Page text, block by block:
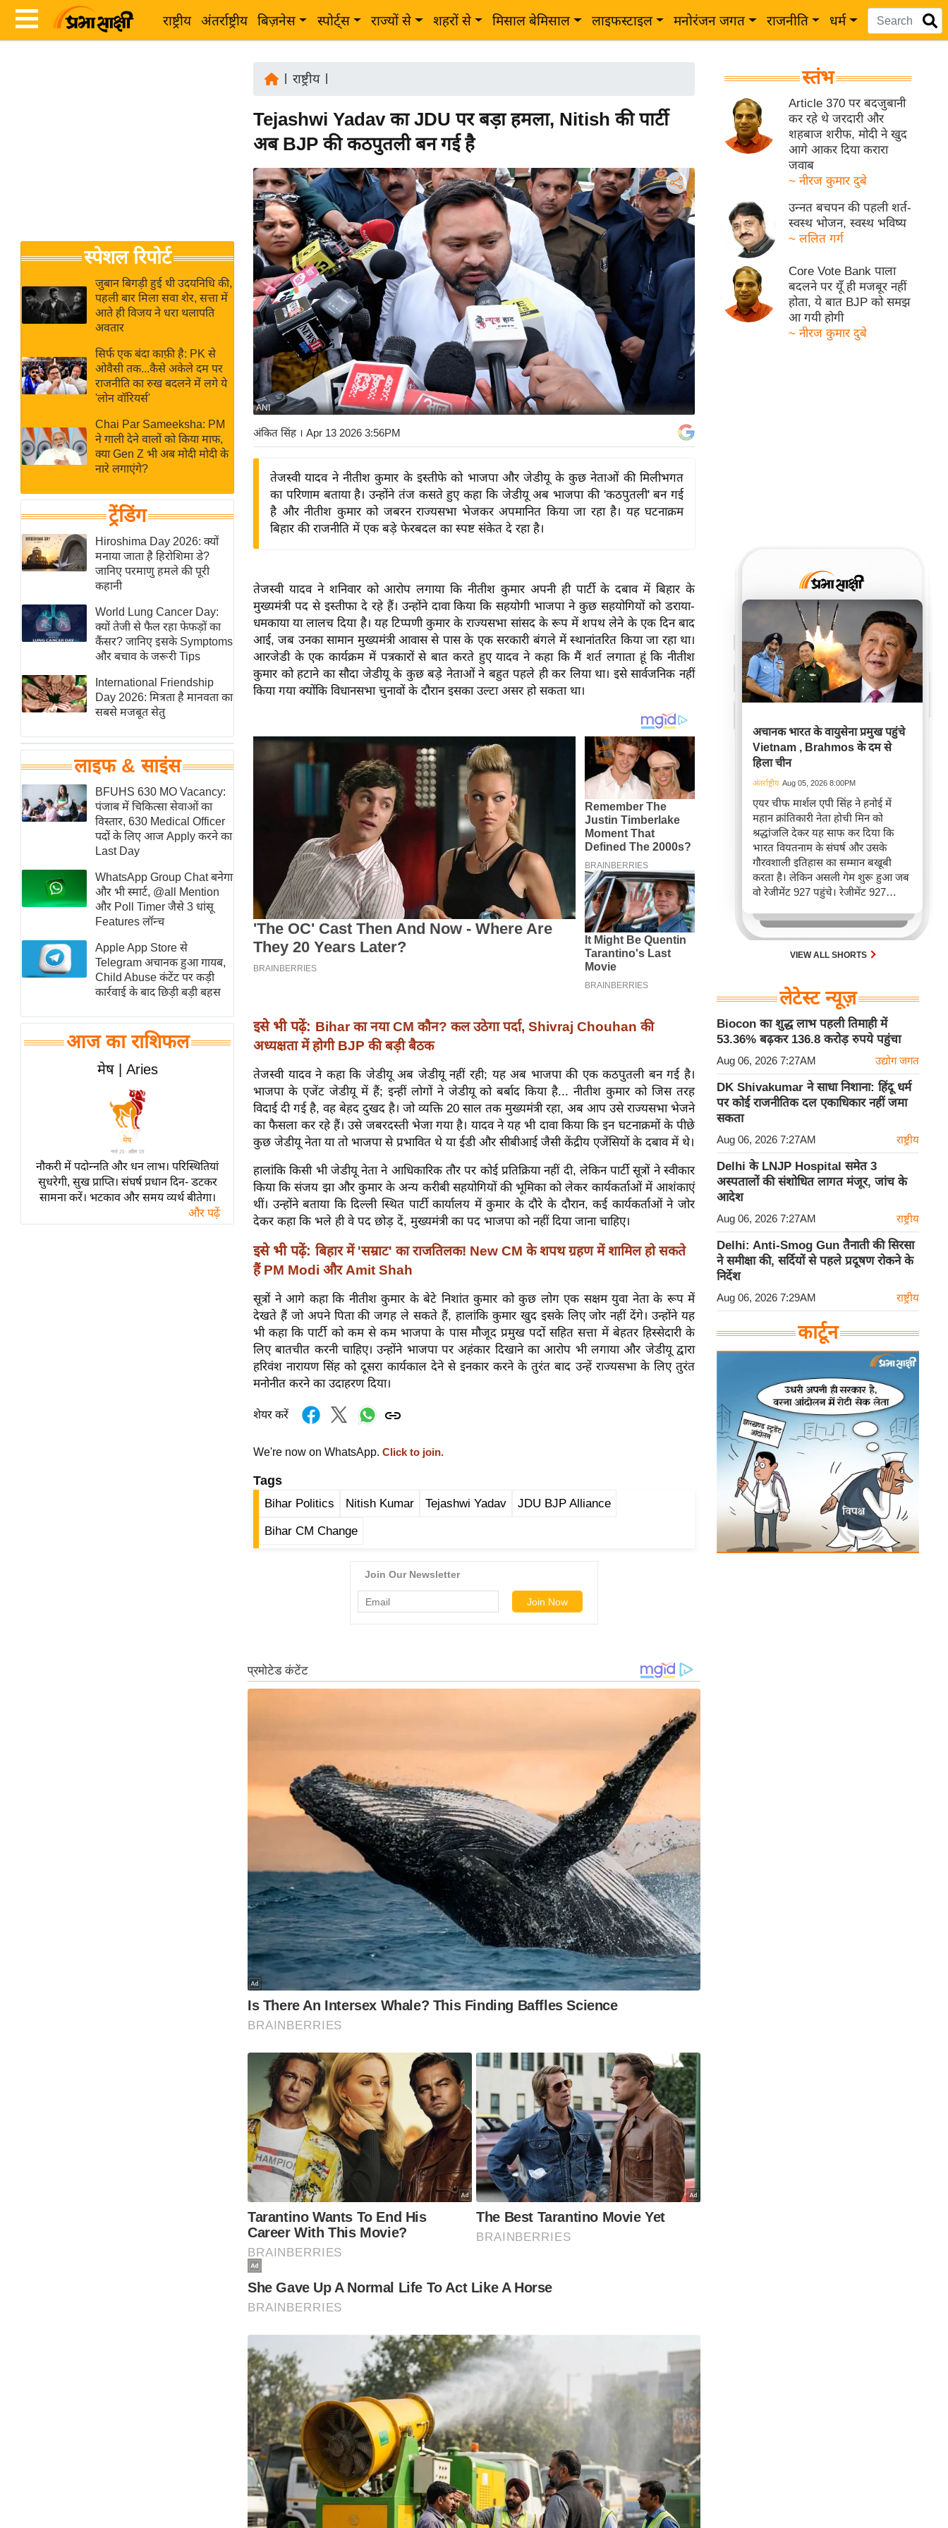
राष्ट्रीय अंतर्राष्ट्रीय बिज़नेस स्पोर्ट्स राज्यों से शहरों से मिसाल बेमिसाल लाइफस्टाइल मनोरंजन जगत राजनीति धर्म
Breaking
News in
Hindi
Hindi
Hindi
जगत
राय
बजट
क्रिकेट
IPL
ई-पेपर
मिसाल बेमिसाल
यंग इंडिया
साहित्य जगत
ऑटो वर्ल्ड
न्यूज ब्रीफ
बॉलीवुड
हॉलीवुड
फिल्म समीक्षा
Breaking
News
टेक्नॉलॉजी
ब्यूटी/फैशन
घरेलू नुस्खे
पर्यटन स्थल
फिटनेस मंत्रा
रिलेशनशिप
राजनीति
विश्लेषण
समसामयिक
मातृभूमि
स्तंभ
आई.
चाय पर
समीक्षा
धर्मस्थल
व्रत
स्पेशल रिपोर्ट
जुबान बिगड़ी हुई थी उदयनिधि की,
पहली बार मिला सवा शेर, सत्ता में
आते ही विजय ने धरा थलापति
अवतार
सिर्फ एक बंदा काफ़ी है: PK से
ओवैसी तक...कैसे अकेले दम पर
राजनीति का रुख बदलने में लगे ये
'लोन वॉरियर्स'
Chai Par Sameeksha: PM
ने गाली देने वालों को किया माफ,
क्या Gen Z भी अब मोदी मोदी के
नारे लगाएंगे?
ट्रेंडिंग
Hiroshima Day 2026: क्यों
मनाया जाता है हिरोशिमा डे?
जानिए परमाणु हमले की पूरी
कहानी
World Lung Cancer Day:
क्यों तेजी से फैल रहा फेफड़ों का
कैंसर? जानिए इसके Symptoms
और बचाव के जरूरी Tips
International Friendship
Day 2026: मित्रता है मानवता का
सबसे मजबूत सेतु
लाइफ & साइंस
BFUHS 630 MO Vacancy:
पंजाब में चिकित्सा सेवाओं का
विस्तार, 630 Medical Officer
पदों के लिए आज Apply करने का
Last Day
WhatsApp Group Chat बनेगा
और भी स्मार्ट, @all Mention
और Poll Timer जैसे 3 धांसू
Features लॉन्च
Apple App Store से
Telegram अचानक हुआ गायब,
Child Abuse कंटेंट पर कड़ी
कार्रवाई के बाद छिड़ी बड़ी बहस
आज का राशिफल
मेष | Aries
नौकरी में पदोन्नति और धन लाभ। परिस्थितियां
सुधरेगी, सुख प्राप्ति। संघर्ष प्रधान दिन- डटकर
सामना करें। भटकाव और समय व्यर्थ बीतेगा।
और पढ़ें
राष्ट्रीय|
Tejashwi Yadav का JDU पर बड़ा हमला, Nitish की पार्टी
अब BJP की कठपुतली बन गई है
ANI
अंकित सिंह। Apr 13 2026 3:56PM
तेजस्वी यादव ने नीतीश कुमार के इस्तीफे को भाजपा और जेडीयू के कुछ नेताओं की मिलीभगत
का परिणाम बताया है। उन्होंने तंज कसते हुए कहा कि जेडीयू अब भाजपा की 'कठपुतली' बन गई
है और नीतीश कुमार को जबरन राज्यसभा भेजकर अपमानित किया जा रहा है। यह घटनाक्रम
बिहार की राजनीति में एक बड़े फेरबदल का स्पष्ट संकेत दे रहा है।
तेजस्वी यादव ने शनिवार को आरोप लगाया कि नीतीश कुमार अपनी ही पार्टी के दबाव में बिहार के
मुख्यमंत्री पद से इस्तीफा दे रहे हैं। उन्होंने दावा किया कि सहयोगी भाजपा ने कुछ सहयोगियों को डराया-
धमकाया या लालच दिया है। यह टिप्पणी कुमार के राज्यसभा सांसद के रूप में शपथ लेने के एक दिन बाद
आई, जब उनका सामान मुख्यमंत्री आवास से पास के एक सरकारी बंगले में स्थानांतरित किया जा रहा था।
आरजेडी के एक कार्यक्रम में पत्रकारों से बात करते हुए यादव ने कहा कि मैं शर्त लगाता हूं कि नीतीश
कुमार को हटाने का सौदा जेडीयू के कुछ बड़े नेताओं ने बहुत पहले ही कर लिया था। इसे सार्वजनिक नहीं
किया गया क्योंकि विधानसभा चुनावों के दौरान इसका उल्टा असर हो सकता था।
इसे भी पढ़ें: Bihar का नया CM कौन? कल उठेगा पर्दा, Shivraj Chouhan की
अध्यक्षता में होगी BJP की बड़ी बैठक
तेजस्वी यादव ने कहा कि जेडीयू अब जेडीयू नहीं रही; यह अब भाजपा की एक कठपुतली बन गई है।
भाजपा के एजेंट जेडीयू में हैं; इन्हीं लोगों ने जेडीयू को बर्बाद किया है... नीतीश कुमार को जिस तरह
विदाई दी गई है, वह बेहद दुखद है। जो व्यक्ति 20 साल तक मुख्यमंत्री रहा, अब आप उसे राज्यसभा भेजने
का फैसला कर रहे हैं। उसे जबरदस्ती भेजा गया है। यादव ने यह भी दावा किया कि इन घटनाक्रमों के पीछे
कुछ जेडीयू नेता या तो भाजपा से प्रभावित थे या ईडी और सीबीआई जैसी केंद्रीय एजेंसियों के दबाव में थे।
हालांकि किसी भी जेडीयू नेता ने आधिकारिक तौर पर कोई प्रतिक्रिया नहीं दी, लेकिन पार्टी सूत्रों ने स्वीकार
किया कि संजय झा और कुमार के अन्य करीबी सहयोगियों की भूमिका को लेकर कार्यकर्ताओं में आशंकाएं
थीं। उन्होंने बताया कि दिल्ली स्थित पार्टी कार्यालय में कुमार के दौरे के दौरान, कई कार्यकर्ताओं ने जोर
देकर कहा कि भले ही वे पद छोड़ दें, मुख्यमंत्री का पद भाजपा को नहीं दिया जाना चाहिए।
इसे भी पढ़ें: बिहार में 'सम्राट' का राजतिलक! New CM के शपथ ग्रहण में शामिल हो सकते
हैं PM Modi और Amit Shah
सूत्रों ने आगे कहा कि नीतीश कुमार के बेटे निशांत कुमार को कुछ लोग एक सक्षम युवा नेता के रूप में
देखते हैं जो अपने पिता की जगह ले सकते हैं, हालांकि कुमार खुद इसके लिए जोर नहीं देंगे। उन्होंने यह
भी कहा कि पार्टी को कम से कम भाजपा के पास मौजूद प्रमुख पदों सहित सत्ता में बेहतर हिस्सेदारी के
लिए बातचीत करनी चाहिए। उन्होंने भाजपा पर अहंकार दिखाने का आरोप भी लगाया और जेडीयू द्वारा
हरिवंश नारायण सिंह को दूसरा कार्यकाल देने से इनकार करने के तुरंत बाद उन्हें राज्यसभा के लिए तुरंत
मनोनीत करने का उदाहरण दिया।
शेयर करें
We're now on WhatsApp. Click to join.
Tags
Bihar Politics Nitish Kumar Tejashwi Yadav JDU BJP Alliance
Bihar CM Change
स्तंभ
Article 370 पर बदजुबानी
कर रहे थे जरदारी और
शहबाज शरीफ, मोदी ने खुद
आगे आकर दिया करारा
जवाब
~ नीरज कुमार दुबे
उन्नत बचपन की पहली शर्त-
स्वस्थ भोजन, स्वस्थ भविष्य
~ ललित गर्ग
Core Vote Bank पाला
बदलने पर यूँ ही मजबूर नहीं
होता, ये बात BJP को समझ
आ गयी होगी
~ नीरज कुमार दुबे
अचानक भारत के वायुसेना प्रमुख पहुंचे
Vietnam , Brahmos के दम से
हिला चीन
अंतर्राष्ट्रीय Aug 05, 2026 8:00PM
एयर चीफ मार्शल एपी सिंह ने हनोई में
महान क्रांतिकारी नेता होची मिन को
श्रद्धांजलि देकर यह साफ कर दिया कि
भारत वियतनाम के संघर्ष और उसके
गौरवशाली इतिहास का सम्मान बखूबी
करता है। लेकिन असली गेम शुरू हुआ जब
वो रेजीमेंट 927 पहुंचे। रेजीमेंट 927
एयर चीफ ने सीधे वियतनामी फाइटर
पायलट से बातचीत की। वियतनाम भी सुई
30 एम के भी उड़ाता है और भारत के पास
VIEW ALL SHORTS
लेटेस्ट न्यूज़
Biocon का शुद्ध लाभ पहली तिमाही में
53.36% बढ़कर 136.8 करोड़ रुपये पहुंचा
Aug 06, 2026 7:27AM उद्योग जगत
DK Shivakumar ने साधा निशाना: हिंदू धर्म
पर कोई राजनीतिक दल एकाधिकार नहीं जमा
सकता
Aug 06, 2026 7:27AM राष्ट्रीय
Delhi के LNJP Hospital समेत 3
अस्पतालों की संशोधित लागत मंजूर, जांच के
आदेश
Aug 06, 2026 7:27AM राष्ट्रीय
Delhi: Anti-Smog Gun तैनाती की सिरसा
ने समीक्षा की, सर्दियों से पहले प्रदूषण रोकने के
निर्देश
Aug 06, 2026 7:29AM राष्ट्रीय
कार्टून